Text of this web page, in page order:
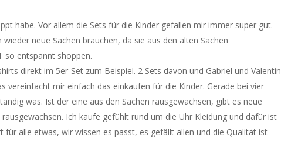
habe. Vor allem die Sets für die Kinder gefallen mir immer super gut.
neue Sachen brauchen, da sie aus den alten Sachen
so entspannt shoppen.
direkt im 5er-Set zum Beispiel. 2 Sets davon und Gabriel und Valentin
vereinfacht mir einfach das einkaufen für die Kinder. Gerade bei vier
was. Ist der eine aus den Sachen rausgewachsen, gibt es neue
Ich kaufe gefühlt rund um die Uhr Kleidung und dafür ist
für alle etwas, wir wissen es passt, es gefällt allen und die Qualität ist